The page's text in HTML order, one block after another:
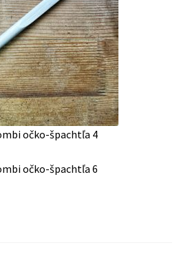
očko-špachtľa 4
očko-špachtľa 6